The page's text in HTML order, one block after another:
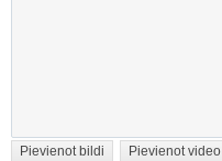
Pievienot bildi Pievienot video